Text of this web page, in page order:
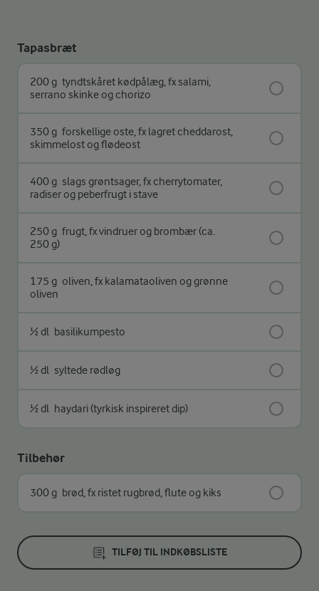
Tapasbræt
200 g tyndtskåret kødpålæg, fx salami,
serrano skinke og chorizo
350 g forskellige oste, fx lagret cheddarost,
skimmelost og flødeost
400 g slags grøntsager, fx cherrytomater,
radiser og peberfrugt i stave
250 g frugt, fx vindruer og brombær (ca.
250 g)
175 g oliven, fx kalamataoliven og grønne
oliven
½ dl basilikumpesto
½ dl syltede rødløg
½ dl haydari (tyrkisk inspireret dip)
Tilbehør
300 g brød, fx ristet rugbrød, flute og kiks
TILFØJ TIL INDKØBSLISTE